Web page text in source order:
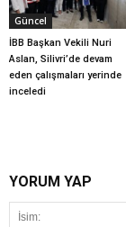
Güncel
İBB Başkan Vekili Nuri
Aslan, Silivri’de devam
eden çalışmaları yerinde
inceledi
YORUM YAP